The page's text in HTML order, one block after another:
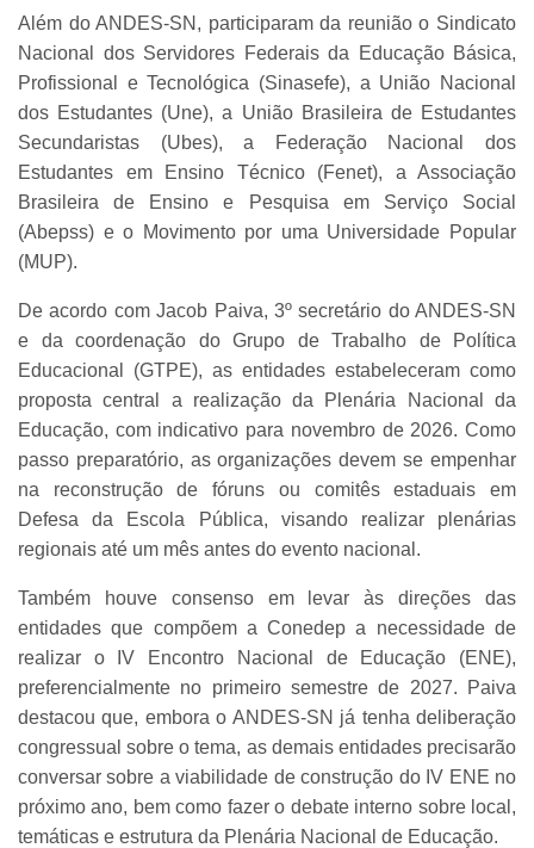
Além do ANDES-SN, participaram da reunião o Sindicato
Nacional dos Servidores Federais da Educação Básica,
Profissional e Tecnológica (Sinasefe), a União Nacional
dos Estudantes (Une), a União Brasileira de Estudantes
Secundaristas (Ubes), a Federação Nacional dos
Estudantes em Ensino Técnico (Fenet), a Associação
Brasileira de Ensino e Pesquisa em Serviço Social
(Abepss) e o Movimento por uma Universidade Popular
(MUP).
De acordo com Jacob Paiva, 3º secretário do ANDES-SN
e da coordenação do Grupo de Trabalho de Política
Educacional (GTPE), as entidades estabeleceram como
proposta central a realização da Plenária Nacional da
Educação, com indicativo para novembro de 2026. Como
passo preparatório, as organizações devem se empenhar
na reconstrução de fóruns ou comitês estaduais em
Defesa da Escola Pública, visando realizar plenárias
regionais até um mês antes do evento nacional.
Também houve consenso em levar às direções das
entidades que compõem a Conedep a necessidade de
realizar o IV Encontro Nacional de Educação (ENE),
preferencialmente no primeiro semestre de 2027. Paiva
destacou que, embora o ANDES-SN já tenha deliberação
congressual sobre o tema, as demais entidades precisarão
conversar sobre a viabilidade de construção do IV ENE no
próximo ano, bem como fazer o debate interno sobre local,
temáticas e estrutura da Plenária Nacional de Educação.